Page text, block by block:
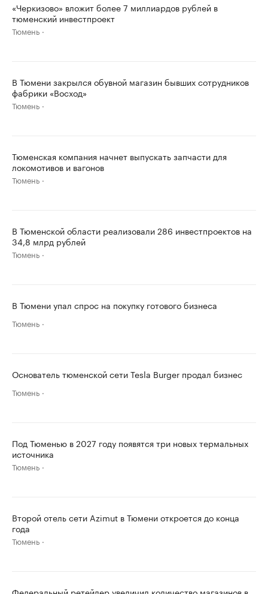
«Черкизово» вложит более 7 миллиардов рублей в
тюменский инвестпроект
Тюмень
В Тюмени закрылся обувной магазин бывших сотрудников
фабрики «Восход»
Тюмень
Тюменская компания начнет выпускать запчасти для
локомотивов и вагонов
Тюмень
В Тюменской области реализовали 286 инвестпроектов на
34,8 млрд рублей
Тюмень
В Тюмени упал спрос на покупку готового бизнеса
Тюмень
Основатель тюменской сети Tesla Burger продал бизнес
Тюмень
Под Тюменью в 2027 году появятся три новых термальных
источника
Тюмень
Второй отель сети Azimut в Тюмени откроется до конца
года
Тюмень